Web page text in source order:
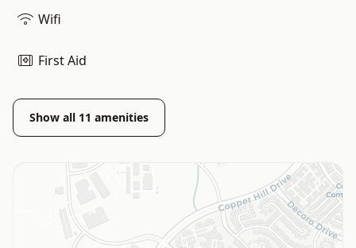
Wifi
First Aid
Show all 11 amenities